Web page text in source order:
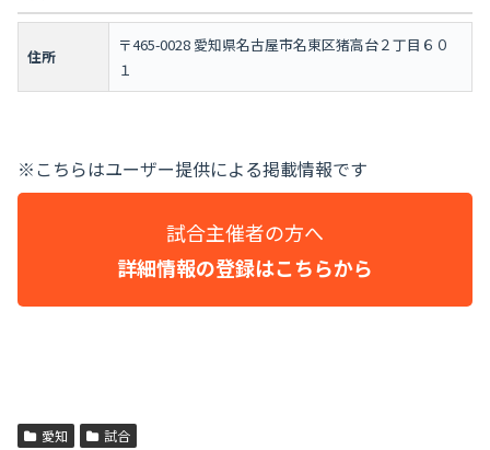
住所
〒465-0028 愛知県名古屋市名東区猪高台２丁目６０
１
※こちらはユーザー提供による掲載情報です
試合主催者の方へ
詳細情報の登録はこちらから
愛知 試合